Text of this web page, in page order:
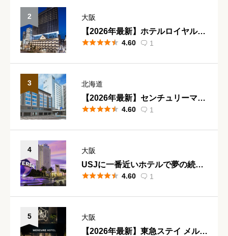
2 大阪
【2026年最新】ホテルロイヤルク
ラシック大阪 宿泊記｜なんば駅直
 4.60  1
3 北海道
【2026年最新】センチュリーマリ
ーナ函館 宿泊記｜天空露天風呂と
 4.60  1
4 大阪
USJに一番近いホテルで夢の続き
を！ザ パーク フロント ホテル ア
イド
 4.60  1
5 大阪
【2026年最新】東急ステイ メルキ